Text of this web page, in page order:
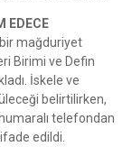
EDECE
mağduriyet
Birimi ve Defin
İskele ve
belirtilirken,
telefondan
edildi.